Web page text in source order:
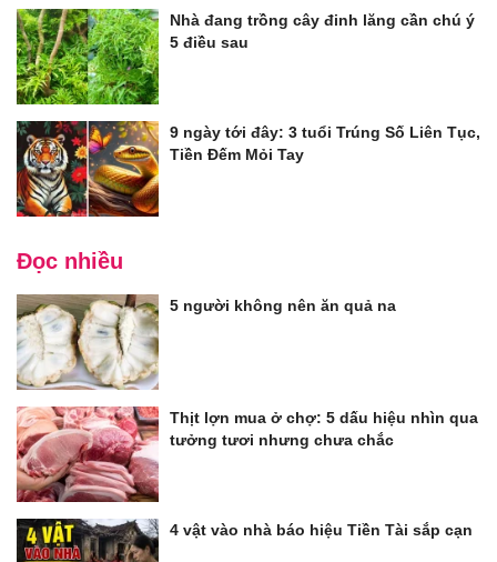
Nhà đang trồng cây đinh lăng cần chú ý
5 điều sau
9 ngày tới đây: 3 tuổi Trúng Số Liên Tục,
Tiền Đếm Mỏi Tay
Đọc nhiều
5 người không nên ăn quả na
Thịt lợn mua ở chợ: 5 dấu hiệu nhìn qua
tưởng tươi nhưng chưa chắc
4 vật vào nhà báo hiệu Tiền Tài sắp cạn